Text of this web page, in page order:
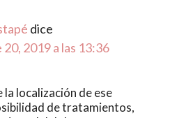
dice
2019 a las 13:36
la localización de ese
de tratamientos,